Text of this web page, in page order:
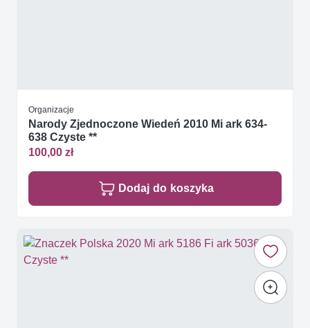
Organizacje
Narody Zjednoczone Wiedeń 2010 Mi ark 634-
638 Czyste **
100,00 zł
Dodaj do koszyka